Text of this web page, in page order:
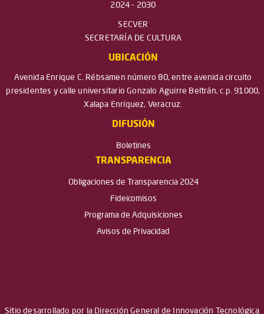
2024 - 2030
SECVER
SECRETARÍA DE CULTURA
UBICACIÓN
Avenida Enrique C. Rébsamen número 80, entre avenida circuito
presidentes y calle universitario Gonzalo Aguirre Beltrán, c.p. 91000,
Xalapa Enríquez, Veracruz.
DIFUSIÓN
Boletines
TRANSPARENCIA
Obligaciones de Transparencia 2024
Fideicomisos
Programa de Adquisiciones
Avisos de Privacidad
Sitio desarrollado por la Dirección General de Innovación Tecnológica